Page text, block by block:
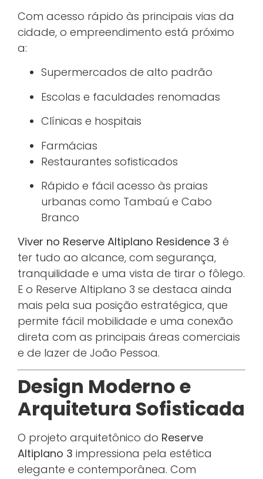
Com acesso rápido às principais vias da
cidade, o empreendimento está próximo
a:
Supermercados de alto padrão
Escolas e faculdades renomadas
Clínicas e hospitais
Farmácias
Restaurantes sofisticados
Rápido e fácil acesso às praias
urbanas como Tambaú e Cabo
Branco
Viver no Reserve Altiplano Residence 3 é
ter tudo ao alcance, com segurança,
tranquilidade e uma vista de tirar o fôlego.
E o Reserve Altiplano 3 se destaca ainda
mais pela sua posição estratégica, que
permite fácil mobilidade e uma conexão
direta com as principais áreas comerciais
e de lazer de João Pessoa.
Design Moderno e
Arquitetura Sofisticada
O projeto arquitetônico do Reserve
Altiplano 3 impressiona pela estética
elegante e contemporânea. Com